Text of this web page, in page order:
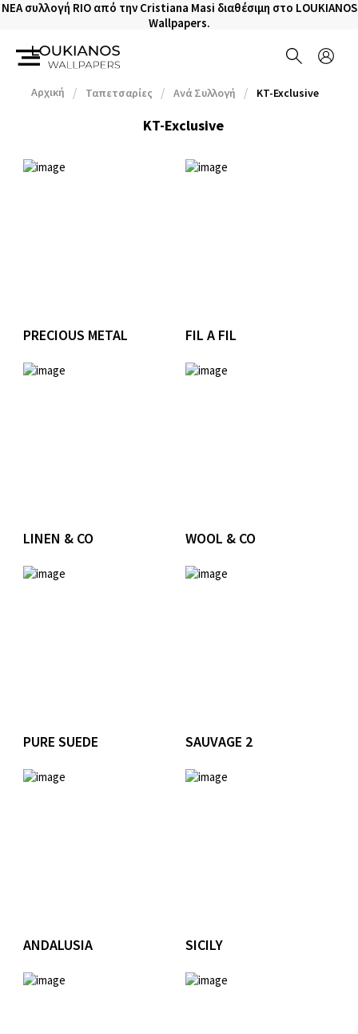
NEA συλλογή RIO από την Cristiana Masi διαθέσιμη στο LOUKIANOS
Wallpapers.
Αρχική Ταπετσαρίες Aνά Συλλογή KT-Exclusive
KT-Exclusive
PRECIOUS METAL FIL A FIL
LINEN & CO WOOL & CO
PURE SUEDE SAUVAGE 2
ANDALUSIA SICILY